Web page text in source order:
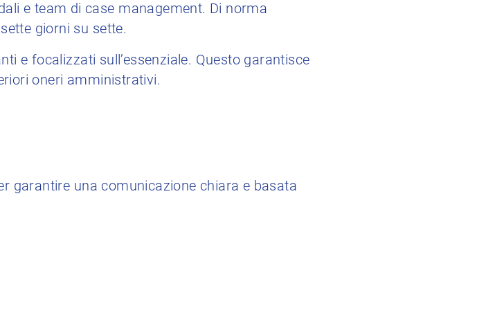
e team di case management. Di norma
giorni su sette.
e focalizzati sull’essenziale. Questo garantisce
oneri amministrativi.
garantire una comunicazione chiara e basata